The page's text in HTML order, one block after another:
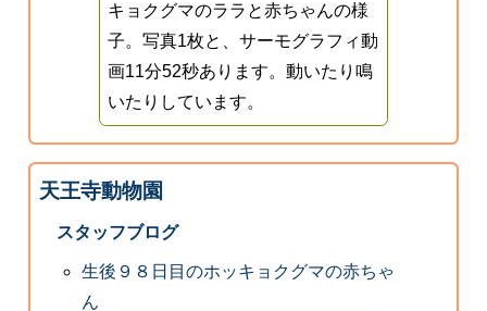
キョクグマのララと赤ちゃんの様
子。写真1枚と、サーモグラフィ動
画11分52秒あります。動いたり鳴
いたりしています。
天王寺動物園
スタッフブログ
生後９８日目のホッキョクグマの赤ちゃ
ん